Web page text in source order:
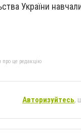
України
про це редакцію
Авторизуйтесь,